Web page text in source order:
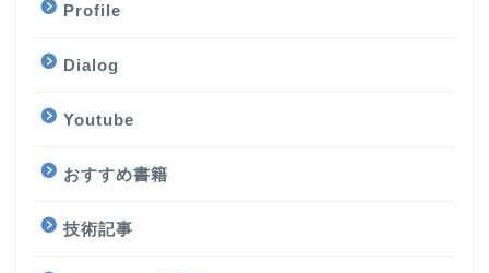
Profile
Dialog
Youtube
おすすめ書籍
技術記事